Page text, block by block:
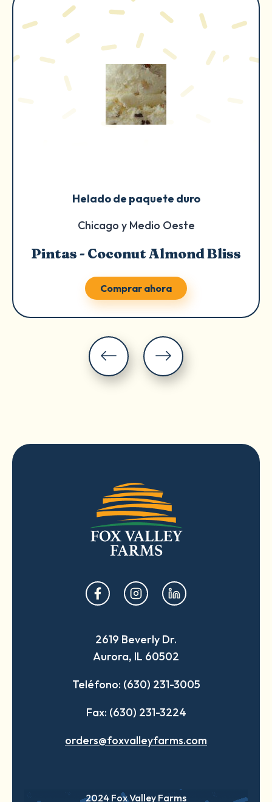
Helado de paquete duro
Chicago y Medio Oeste
Pintas - Coconut Almond Bliss
Comprar ahora
opens
in
new
tab
opens
in
new
tab
opens
in
new
tab
2619 Beverly Dr.
Aurora, IL 60502
Teléfono: (630) 231-3005
Fax: (630) 231-3224
orders@foxvalleyfarms.com
2024 Fox Valley Farms